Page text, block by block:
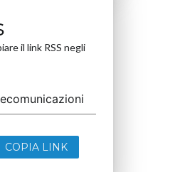
il link RSS negli
COPIA LINK